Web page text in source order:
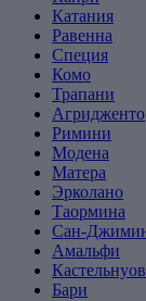
Катания
Равенна
Специя
Комо
Трапани
Агридженто
Римини
Модена
Матера
Эрколано
Таормина
Сан-
Амальфи
Бари